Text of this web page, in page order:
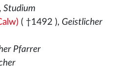
, Studium
( †1492 ), Geistlicher
Pfarrer